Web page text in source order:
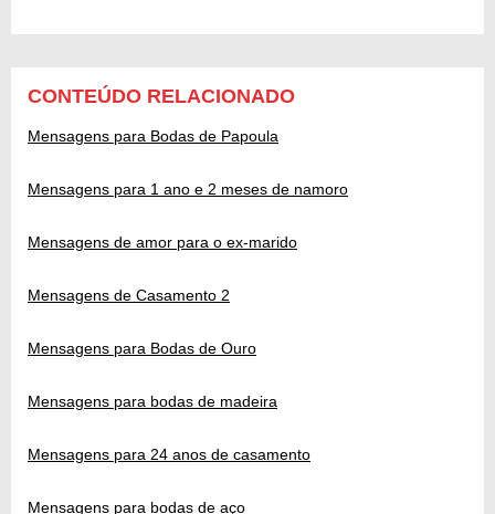
CONTEÚDO RELACIONADO
Mensagens para Bodas de Papoula
Mensagens para 1 ano e 2 meses de namoro
Mensagens de amor para o ex-marido
Mensagens de Casamento 2
Mensagens para Bodas de Ouro
Mensagens para bodas de madeira
Mensagens para 24 anos de casamento
Mensagens para bodas de aço